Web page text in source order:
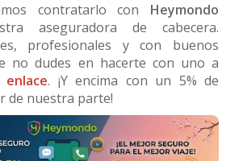
contratarlo con Heymondo
aseguradora de cabecera.
profesionales y con buenos
no dudes en hacerte con uno a
enlace. ¡Y encima con un 5% de
de nuestra parte!